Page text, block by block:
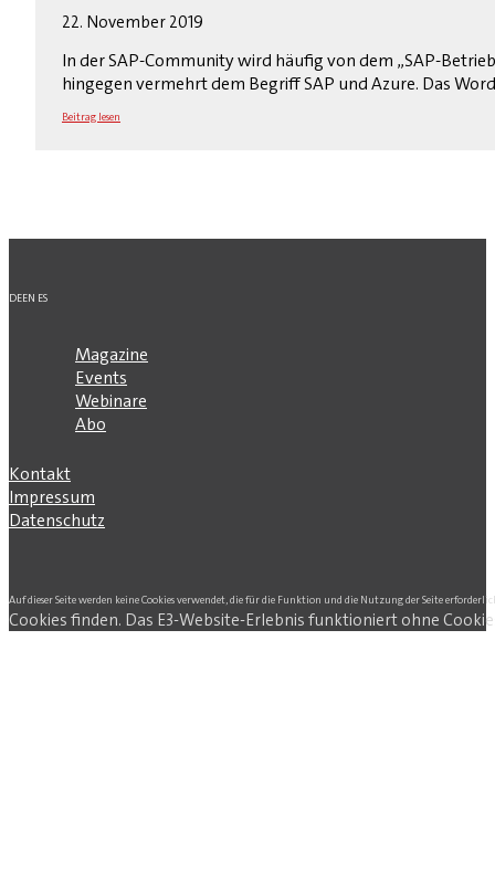
22. November 2019
In der SAP-Community wird häufig von dem „SAP-
hingegen vermehrt dem Begriff SAP und Azure. Das
Beitrag lesen
DEEN ES
Magazine
Events
Webinare
Abo
Kontakt
Impressum
Datenschutz
Auf dieser Seite werden keine Cookies verwendet, die für die Funktion und die Nutzung der Seite
Cookies finden. Das E3-Website-Erlebnis funktioniert ohne